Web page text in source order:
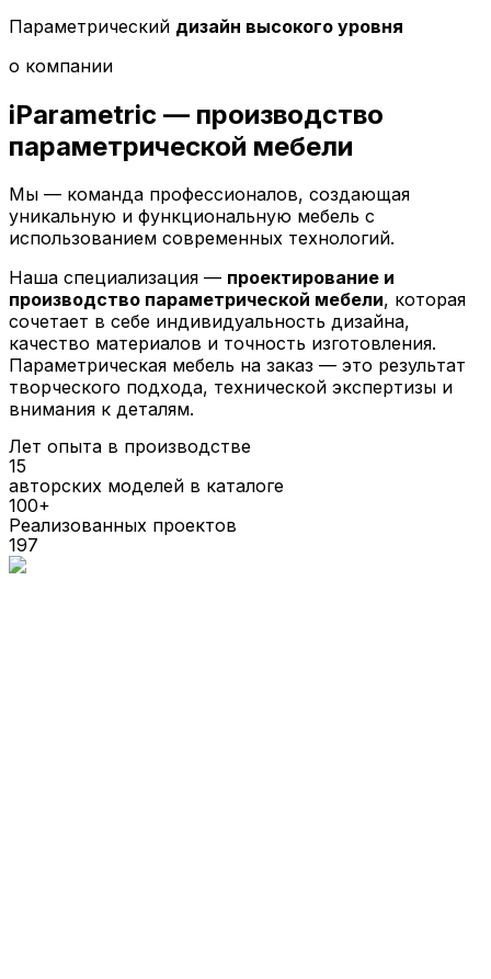
Параметрический дизайн высокого уровня
о компании
iParametric — производство
параметрической мебели
Мы — команда профессионалов, создающая
уникальную и функциональную мебель с
использованием современных технологий.
Наша специализация — проектирование и
производство параметрической мебели, которая
сочетает в себе индивидуальность дизайна,
качество материалов и точность изготовления.
Параметрическая мебель на заказ — это результат
творческого подхода, технической экспертизы и
внимания к деталям.
Лет опыта в производстве
15
авторских моделей в каталоге
100+
Реализованных проектов
197